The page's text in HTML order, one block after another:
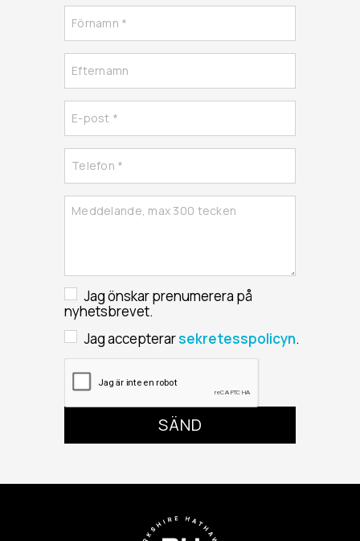
Jag önskar prenumerera på
nyhetsbrevet.
Jag accepterarsekretesspolicyn.